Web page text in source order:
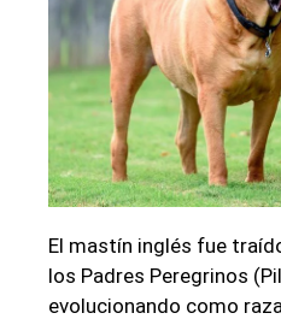
El mastín inglés fue
los Padres Peregrinos
evolucionando como